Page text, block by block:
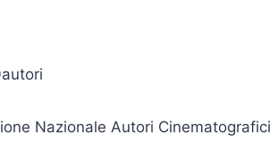
Nazionale Autori Cinematografici